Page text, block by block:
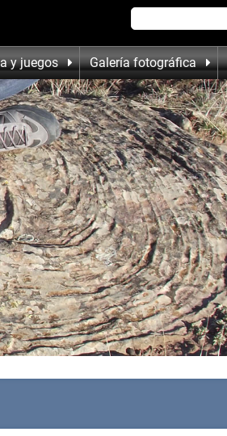
y juegos Galería fotográfica